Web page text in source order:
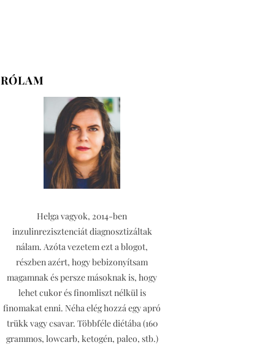
RÓLAM
Helga vagyok, 2014-ben
inzulinrezisztenciát diagnosztizáltak
nálam. Azóta vezetem ezt a blogot,
részben azért, hogy bebizonyítsam
magamnak és persze másoknak is, hogy
lehet cukor és finomliszt nélkül is
finomakat enni. Néha elég hozzá egy apró
trükk vagy csavar. Többféle diétába (160
grammos, lowcarb, ketogén, paleo, stb.)